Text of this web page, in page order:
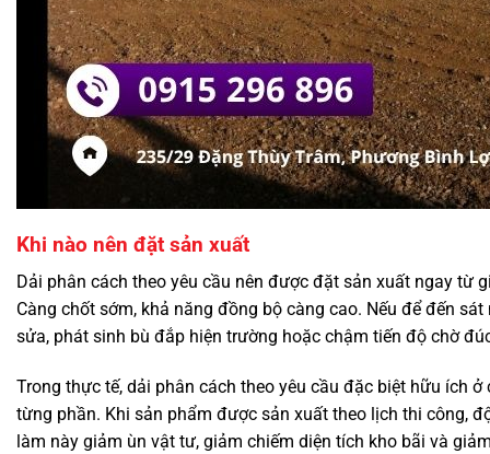
Khi nào nên đặt sản xuất
Dải phân cách theo yêu cầu nên được đặt sản xuất ngay từ
Càng chốt sớm, khả năng đồng bộ càng cao. Nếu để đến
sửa, phát sinh bù đắp hiện trường hoặc chậm tiến độ chờ
Trong thực tế, dải phân cách theo yêu cầu đặc biệt hữu ích
từng phần. Khi sản phẩm được sản xuất theo lịch thi công,
làm này giảm ùn vật tư, giảm chiếm diện tích kho bãi và